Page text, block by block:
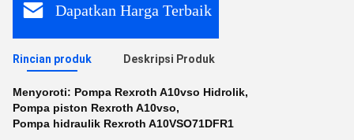
Dapatkan Harga Terbaik
Rincian produk Deskripsi Produk
Menyoroti: Pompa Rexroth A10vso Hidrolik,
Pompa piston Rexroth A10vso,
Pompa hidraulik Rexroth A10VSO71DFR1